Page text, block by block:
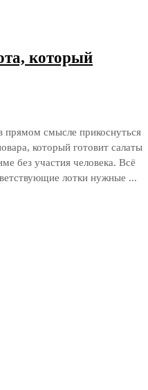
который
прямом смысле прикоснуться
который готовит салаты
без участия человека. Всё
лотки нужные ...